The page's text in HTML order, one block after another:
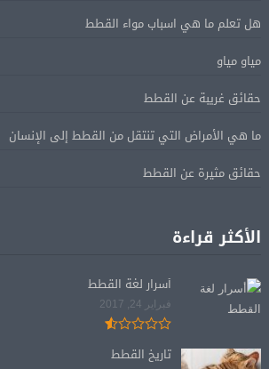
هل تعلم ما هي اسباب مواء القطط
مياو مياو
حقائق غريبة عن القطط
ما هي الأمراض التي تنتقل من القطط إلى الإنسان
حقائق مثيرة عن القطط
الأكثر قراءة
أسرار لغة القطط
فبراير 24, 2017
تاريخ القطط